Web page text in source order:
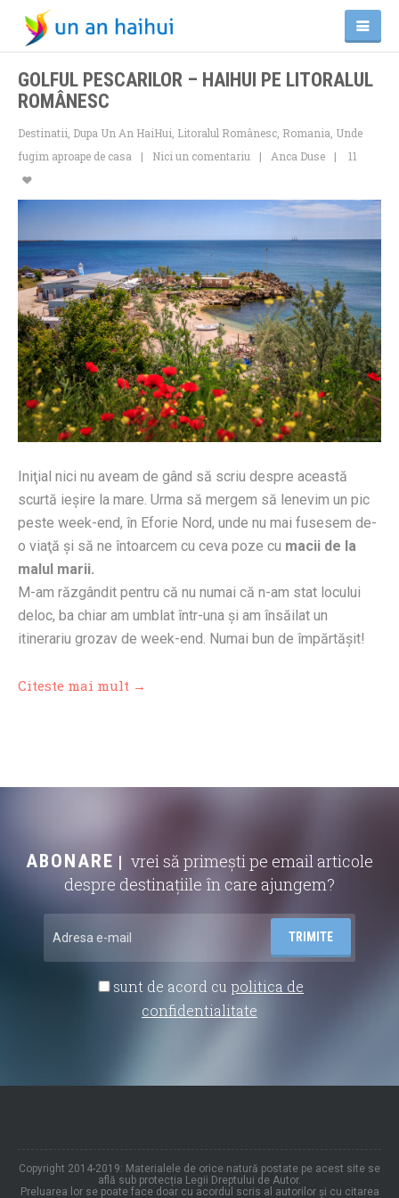
GOLFUL PESCARILOR – HAIHUI PE LITORALUL
ROMÂNESC
Destinatii Dupa Un An HaiHui Litoralul Românesc Romania Unde
fugim aproape de casa
Nici un comentariu Anca Duse 11
Iniţial nici nu aveam de gând să scriu despre această
scurtă ieşire la mare. Urma să mergem să lenevim un pic
peste week-end, în Eforie Nord, unde nu mai fusesem de-
o viaţă şi să ne întoarcem cu ceva poze cu macii de la
malul marii.
M-am răzgândit pentru că nu numai că n-am stat locului
deloc, ba chiar am umblat într-una şi am însăilat un
itinerariu grozav de week-end. Numai bun de împărtăşit!
Citeste mai mult →
ABONARE
vrei să primești pe email articole
despre destinațiile în care ajungem?
sunt de acord cu politica de
confidentialitate
Copyright 2014-2019: Materialele de orice natură postate pe acest site se
află sub protecția Legii Dreptului de Autor.
Preluarea lor se poate face doar cu acordul scris al autorilor și cu citarea